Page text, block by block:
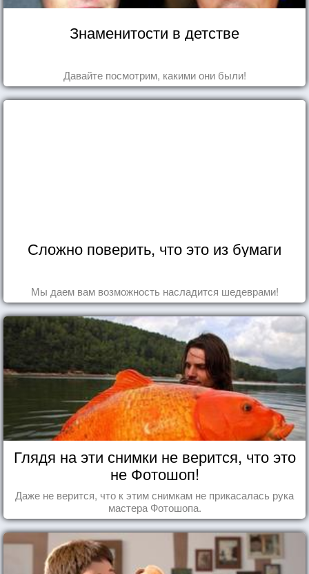
Знаменитости в детстве
Давайте посмотрим, какими они были!
Сложно поверить, что это из бумаги
Мы даем вам возможность насладится шедеврами!
Глядя на эти снимки не верится, что это
не Фотошоп!
Даже не верится, что к этим снимкам не прикасалась рука
мастера Фотошопа.